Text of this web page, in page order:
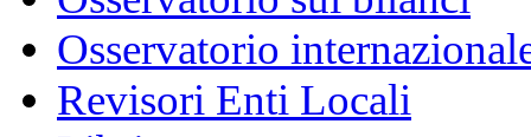
Osservatorio
Revisori Enti Locali